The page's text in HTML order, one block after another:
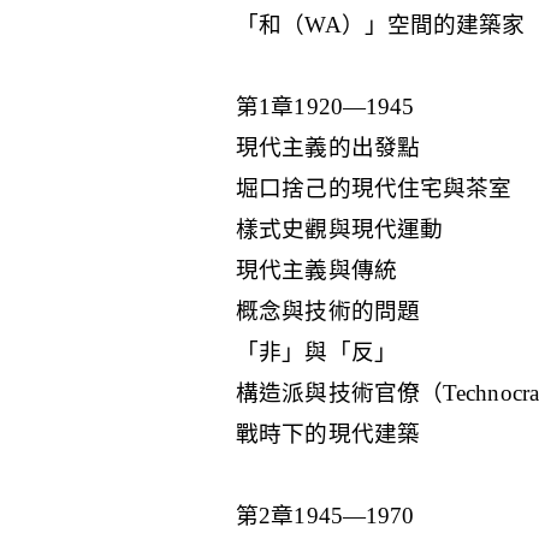
「和（WA）」空間的建築
第1章1920—1945
現代主義的出發點
堀口捨己的現代住宅與茶室
樣式史觀與現代運動
現代主義與傳統
概念與技術的問題
「非」與「反」
構造派與技術官僚（Technocrat
戰時下的現代建築
第2章1945—1970